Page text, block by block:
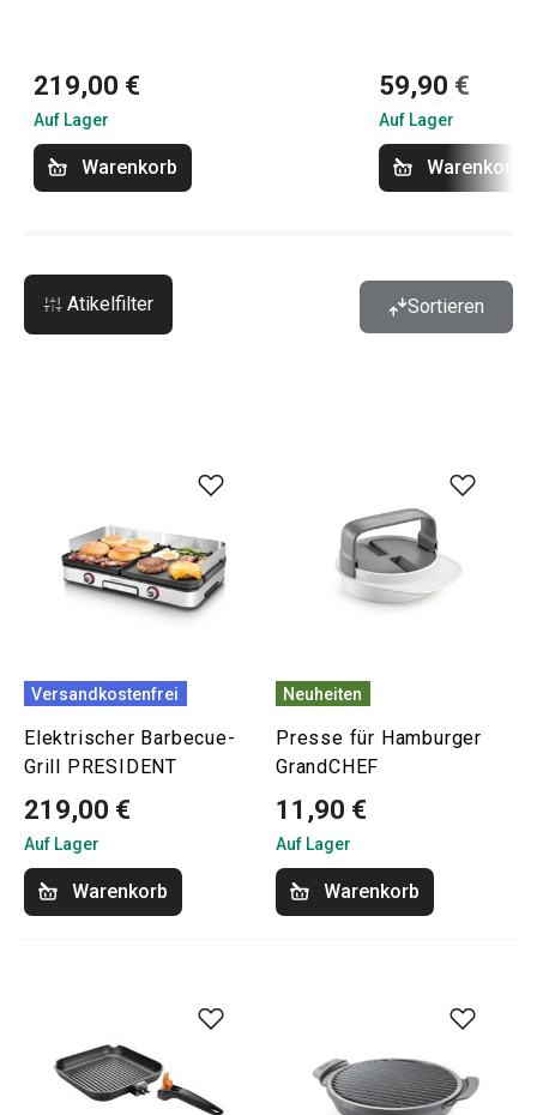
219,00 €
Auf Lager
Warenkorb
59,90 €
Auf Lager
Warenkorb
Atikelfilter Sortieren
Versandkostenfrei
Elektrischer Barbecue-
Grill PRESIDENT
219,00 €
Auf Lager
Warenkorb
Neuheiten
Presse für Hamburger
GrandCHEF
11,90 €
Auf Lager
Warenkorb